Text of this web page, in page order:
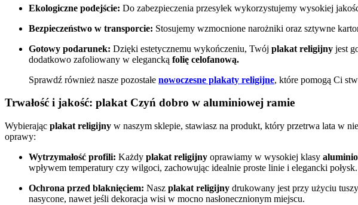
Ekologiczne podejście: Do zabezpieczenia przesyłek wykorzystujemy wysokiej
Bezpieczeństwo w transporcie: Stosujemy wzmocnione narożniki oraz sztywne
Gotowy podarunek: Dzięki estetycznemu wykończeniu, Twój plakat religijny jest
dodatkowo zafoliowany w elegancką folię celofanową.
Sprawdź również nasze pozostałe nowoczesne plakaty religijne, które pomogą Ci
Trwałość i jakość: plakat Czyń dobro w aluminiowej ramie
Wybierając plakat religijny w naszym sklepie, stawiasz na produkt, który przetrwa lata w
oprawy:
Wytrzymałość profili: Każdy plakat religijny oprawiamy w wysokiej klasy
wpływem temperatury czy wilgoci, zachowując idealnie proste linie i elegancki połysk.
Ochrona przed blaknięciem: Nasz plakat religijny drukowany jest przy użyciu
nasycone, nawet jeśli dekoracja wisi w mocno nasłonecznionym miejscu.